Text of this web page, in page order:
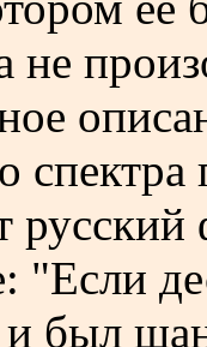
не
"Если
и был